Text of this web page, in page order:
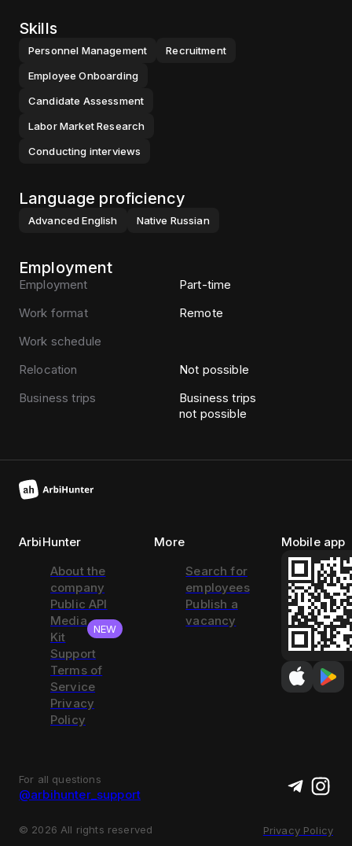
Skills
Personnel Management
Recruitment
Employee Onboarding
Candidate Assessment
Labor Market Research
Conducting interviews
Language proficiency
Advanced English Native Russian
Employment
Employment
Part-time
Work format
Remote
Work schedule
Relocation
Not possible
Business trips
Business trips
not possible
ArbiHunter
About the
company
Public API
Media
Kit
NEW
Support
Terms of
Service
Privacy
Policy
More
Search for
employees
Publish a
vacancy
Mobile app
For all questions
@arbihunter_support
© 2026 All rights reserved Privacy Policy